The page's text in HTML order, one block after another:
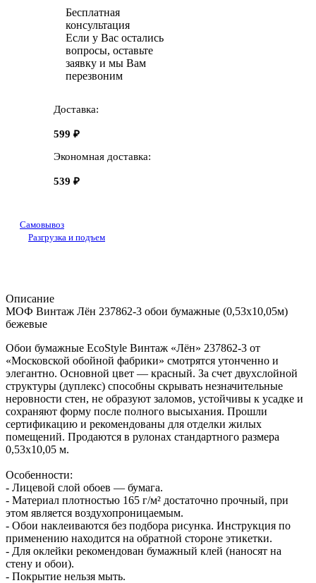
Бесплатная
консультация
Если у Вас остались
вопросы, оставьте
заявку и мы Вам
перезвоним
Доставка:
599 ₽
Экономная доставка:
539 ₽
Самовывоз
Разгрузка и подъем
Описание
МОФ Винтаж Лён 237862-3 обои бумажные (0,53х10,05м)
бежевые
Обои бумажные EcoStyle Винтаж «Лён» 237862-3 от
«Московской обойной фабрики» смотрятся утонченно и
элегантно. Основной цвет — красный. За счет двухслойной
структуры (дуплекс) способны скрывать незначительные
неровности стен, не образуют заломов, устойчивы к усадке и
сохраняют форму после полного высыхания. Прошли
сертификацию и рекомендованы для отделки жилых
помещений. Продаются в рулонах стандартного размера
0,53х10,05 м.
Особенности:
- Лицевой слой обоев — бумага.
- Материал плотностью 165 г/м² достаточно прочный, при
этом является воздухопроницаемым.
- Обои наклеиваются без подбора рисунка. Инструкция по
применению находится на обратной стороне этикетки.
- Для оклейки рекомендован бумажный клей (наносят на
стену и обои).
- Покрытие нельзя мыть.